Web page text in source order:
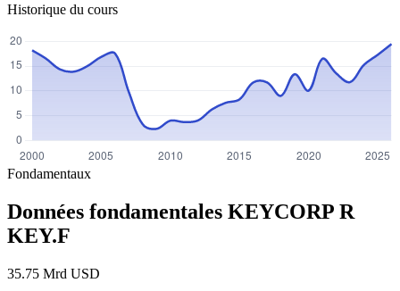
Historique du cours
Fondamentaux
Données fondamentales KEYCORP R
KEY.F
35.75 Mrd USD